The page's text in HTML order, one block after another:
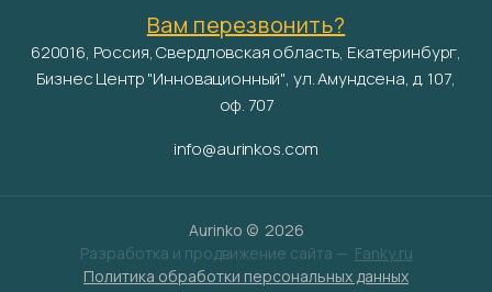
Вам перезвонить?
620016, Россия, Свердловская область, Екатеринбург,
Бизнес Центр "Инновационный", ул. Амундсена, д. 107,
оф. 707
info@aurinkos.com
Aurinko © 2026
Разработка и продвижение сайта — Fanky.ru
Политика обработки персональных данных